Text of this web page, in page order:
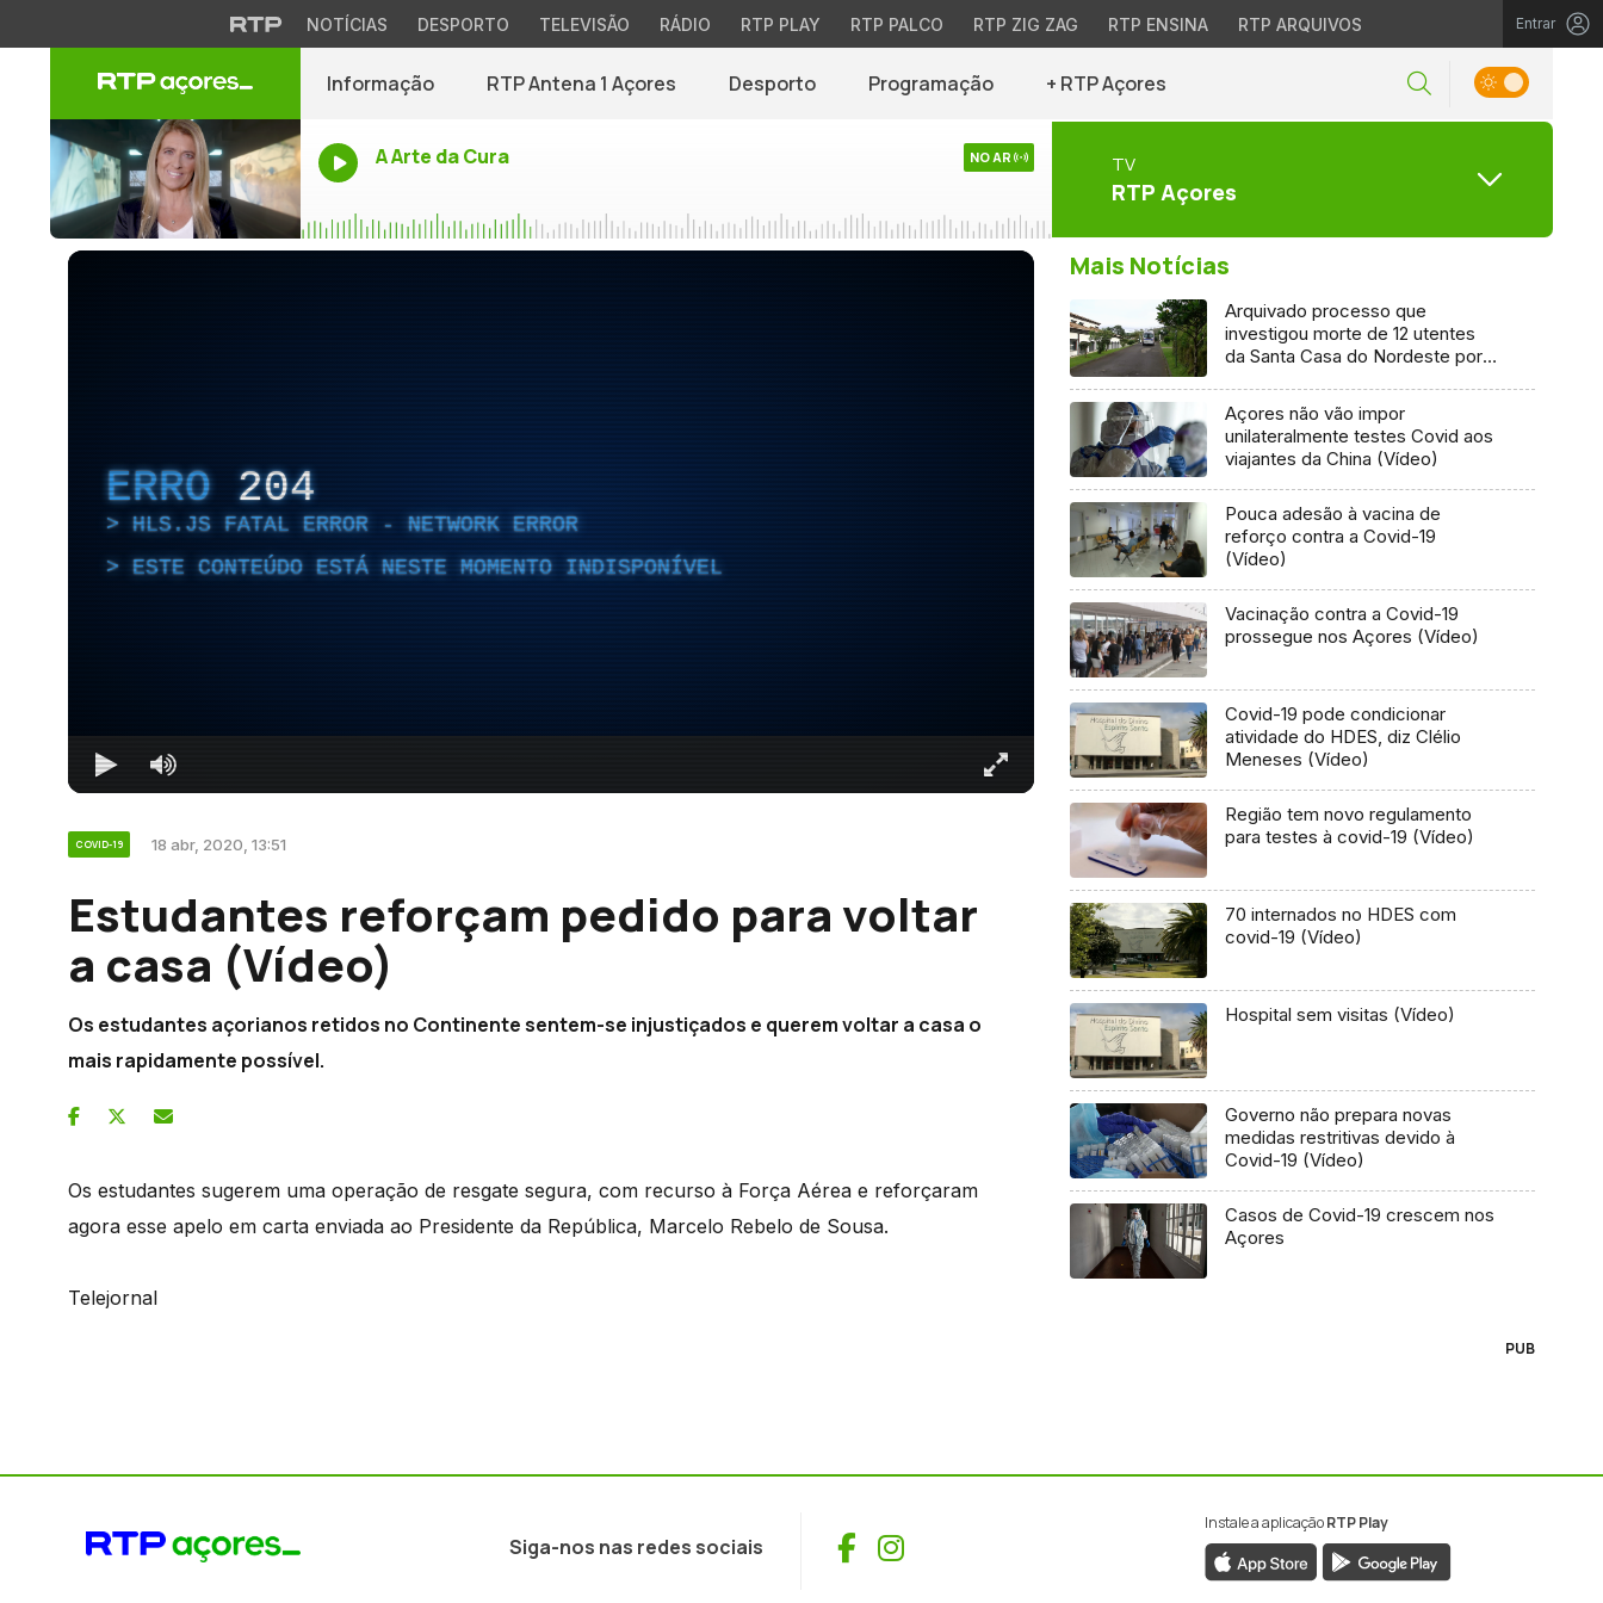
NOTÍCIAS DESPORTO TELEVISÃO RÁDIO RTP PLAY RTP PALCO RTP ZIG ZAG RTP ENSINA RTP ARQUIVOS Entrar
Informação RTP Antena 1 Açores Desporto Programação + RTP Açores
A Arte da Cura NO AR TV
RTP Açores
ERRO 204
HLS.JS FATAL ERROR - NETWORK ERROR
ESTE CONTEÚDO ESTÁ NESTE MOMENTO INDISPONÍVEL
COVID-19 18 abr, 2020, 13:51
Estudantes reforçam pedido para voltar
a casa (Vídeo)
Os estudantes açorianos retidos no Continente sentem-se injustiçados e querem voltar a casa o
mais rapidamente possível.
Os estudantes sugerem uma operação de resgate segura, com recurso à Força Aérea e reforçaram
agora esse apelo em carta enviada ao Presidente da República, Marcelo Rebelo de Sousa.
Telejornal
Mais Notícias
Arquivado processo que
investigou morte de 12 utentes
da Santa Casa do Nordeste por
Açores não vão impor
unilateralmente testes Covid aos
viajantes da China (Vídeo)
Pouca adesão à vacina de
reforço contra a Covid-19
(Vídeo)
Vacinação contra a Covid-19
prossegue nos Açores (Vídeo)
Covid-19 pode condicionar
atividade do HDES, diz Clélio
Meneses (Vídeo)
Região tem novo regulamento
para testes à covid-19 (Vídeo)
70 internados no HDES com
covid-19 (Vídeo)
Hospital sem visitas (Vídeo)
Governo não prepara novas
medidas restritivas devido à
Covid-19 (Vídeo)
Casos de Covid-19 crescem nos
Açores
PUB
Siga-nos nas redes sociais Facebook
Instagram
Instale a aplicaçãoRTP Play